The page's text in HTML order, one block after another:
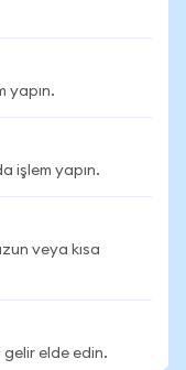
yapın.
işlem yapın.
veya kısa
elde edin.